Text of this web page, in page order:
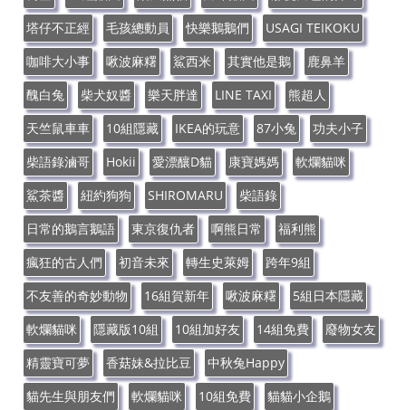
塔仔不正經
毛孩總動員 快樂鵝鵝們
USAGI TEIKOKU
咖啡大小事
啾波麻糬 鯊西米 其實他是鵝
鹿鼻羊
醜白兔
柴犬奴醬 樂天胖達 LINE TAXI
熊超人
天竺鼠車車
10組隱藏 IKEA的玩意 87小兔
功夫小子
柴語錄滷哥
Hokii 愛漂釀D貓 康寶媽媽
軟爛貓咪
鯊茶醬
紐約狗狗 SHIROMARU
柴語錄
日常的鵝言鵝語
東京復仇者 啊熊日常
福利熊
瘋狂的古人們
初音未來 轉生史萊姆
跨年9組
不友善的奇妙動物
16組賀新年 啾波麻糬
5組日本隱藏
軟爛貓咪
隱藏版10組 10組加好友 14組免費
廢物女友
精靈寶可夢
香菇妹&拉比豆
中秋兔Happy
貓先生與朋友們
軟爛貓咪 10組免費
貓貓小企鵝